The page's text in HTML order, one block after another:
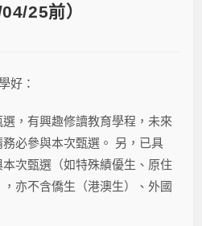
25前）
好：
，有興趣修讀教育學程，未來
必參與本次甄選。 另，已具
次甄選（如特殊績優生、原住
，亦不含僑生（港澳生）、外國